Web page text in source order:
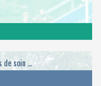
de soin ...